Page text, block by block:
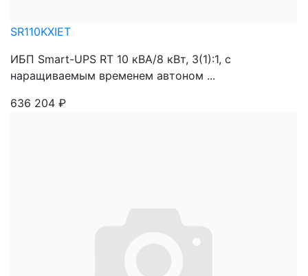
SR110KXIET
ИБП Smart-UPS RT 10 кВА/8 кВт, 3(1):1, с
наращиваемым временем автоном ...
636 204 ₽